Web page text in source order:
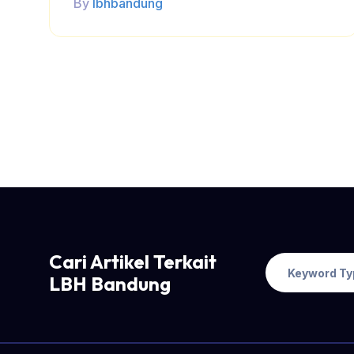
By lbhbandung
Cari Artikel Terkait
LBH Bandung